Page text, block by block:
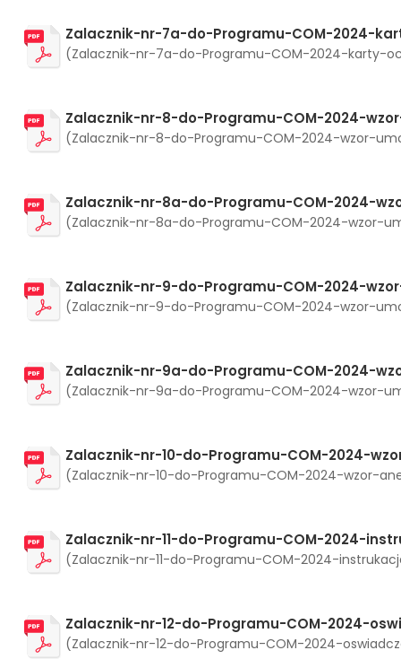
Zalacznik-nr-7a-do-Programu-COM-2024-
(Zalacznik-nr-7a-do-Programu-COM-2024-karty-
Zalacznik-nr-8-do-Programu-COM-2024-
(Zalacznik-nr-8-do-Programu-COM-2024-wzor-
Zalacznik-nr-8a-do-Programu-COM-2024-
(Zalacznik-nr-8a-do-Programu-COM-2024-wzor-
Zalacznik-nr-9-do-Programu-COM-2024-
(Zalacznik-nr-9-do-Programu-COM-2024-wzor-
Zalacznik-nr-9a-do-Programu-COM-2024-
(Zalacznik-nr-9a-do-Programu-COM-2024-wzor-
Zalacznik-nr-10-do-Programu-COM-2024-
(Zalacznik-nr-10-do-Programu-COM-2024-wzor-
Zalacznik-nr-11-do-Programu-COM-2024-
(Zalacznik-nr-11-do-Programu-COM-2024-
Zalacznik-nr-12-do-Programu-COM-2024-
(Zalacznik-nr-12-do-Programu-COM-2024-